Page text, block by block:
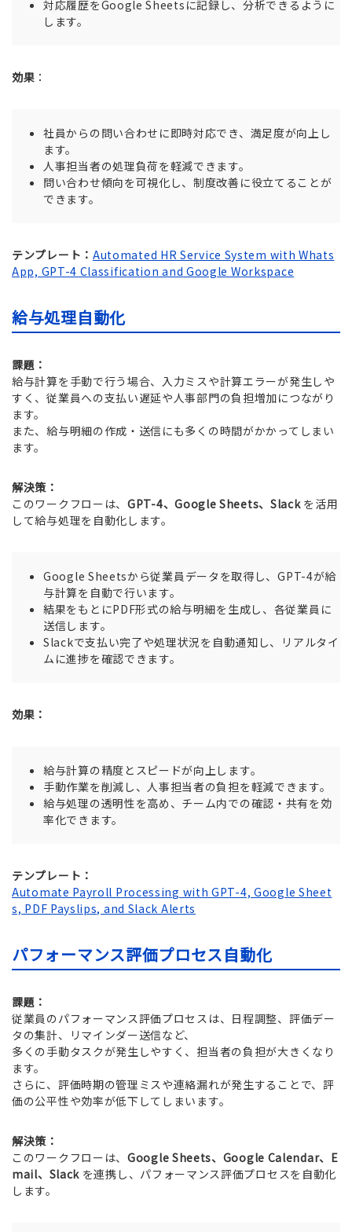
対応履歴をGoogle Sheetsに記録し、分析できるように
します。
効果 ：
社員からの問い合わせに即時対応でき、満足度が向上し
ます。
人事担当者の処理負荷を軽減できます。
問い合わせ傾向を可視化し、制度改善に役立てることが
できます。
テンプレート： Automated HR Service System with Whats
App, GPT-4 Classification and Google Workspace
給与処理自動化
課題：
給与計算を手動で行う場合、入力ミスや計算エラーが発生しや
すく、従業員への支払い遅延や人事部門の負担増加につながり
ます。
また、給与明細の作成・送信にも多くの時間がかかってしまい
ます。
解決策：
このワークフローは、 GPT-4、Google Sheets、Slackを活用
して給与処理を自動化します。
Google Sheetsから従業員データを取得し、GPT-4が給
与計算を自動で行います。
結果をもとにPDF形式の給与明細を生成し、各従業員に
送信します。
Slackで支払い完了や処理状況を自動通知し、リアルタイ
ムに進捗を確認できます。
効果：
給与計算の精度とスピードが向上します。
手動作業を削減し、人事担当者の負担を軽減できます。
給与処理の透明性を高め、チーム内での確認・共有を効
率化できます。
テンプレート：
Automate Payroll Processing with GPT-4, Google Sheet
s, PDF Payslips, and Slack Alerts
パフォーマンス評価プロセス自動化
課題：
従業員のパフォーマンス評価プロセスは、日程調整、評価デー
タの集計、リマインダー送信など、
多くの手動タスクが発生しやすく、担当者の負担が大きくなり
ます。
さらに、評価時期の管理ミスや連絡漏れが発生することで、評
価の公平性や効率が低下してしまいます。
解決策：
このワークフローは、 Google Sheets、Google Calendar、E
mail、Slack を連携し、パフォーマンス評価プロセスを自動化
します。